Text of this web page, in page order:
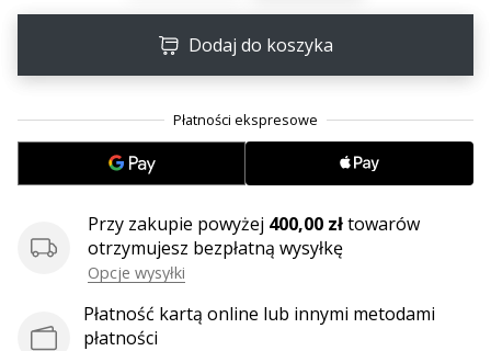
Dodaj do koszyka
Przy zakupie powyżej 400,00 złtowarów
otrzymujesz bezpłatną wysyłkę
Opcje wysyłki
Płatność kartą online lub innymi metodami
płatności